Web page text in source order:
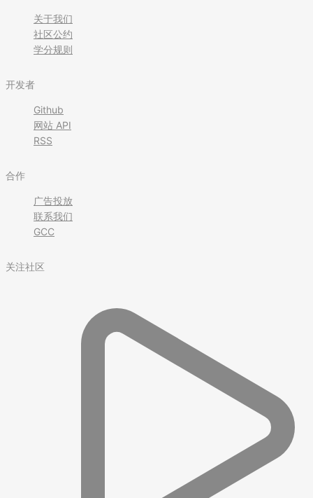
关于我们
社区公约
学分规则
开发者
Github
网站 API
RSS
合作
广告投放
联系我们
GCC
关注社区